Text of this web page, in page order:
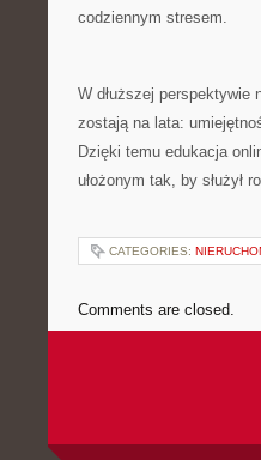
codziennym stresem.
W dłuższej perspektywie
zostają na lata:
Dzięki temu edukacja
ułożonym tak, by służył
CATEGORIES:
Comments are closed.